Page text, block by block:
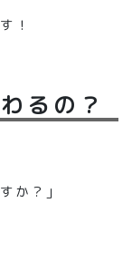
！
るの？
か？」